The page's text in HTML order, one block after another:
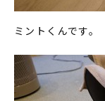
ミントくんです。